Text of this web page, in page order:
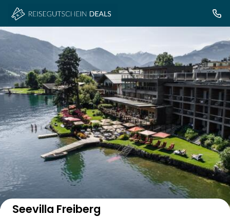
Auf der Karte anzeigen
Seevilla Freiberg